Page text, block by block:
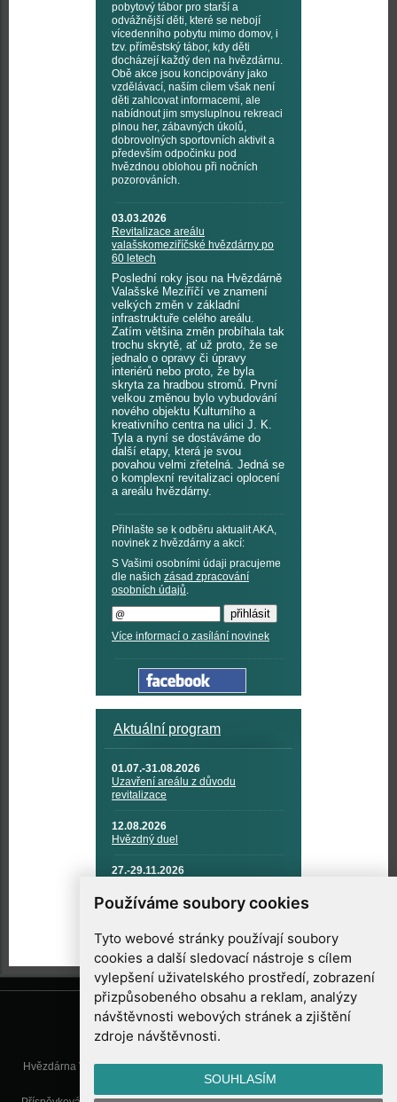
Používáme soubory cookies
Tyto webové stránky používají soubory
cookies a další sledovací nástroje s cílem
vylepšení uživatelského prostředí, zobrazení
přizpůsobeného obsahu a reklam, analýzy
návštěvnosti webových stránek a zjištění
zdroje návštěvnosti.
SOUHLASÍM
pobytový tábor pro starší a
odvážnější děti, které se nebojí
vícedenního pobytu mimo domov, i
tzv. příměstský tábor, kdy děti
docházejí každý den na hvězdárnu.
Obě akce jsou koncipovány jako
vzdělávací, naším cílem však není
děti zahlcovat informacemi, ale
nabídnout jim smysluplnou rekreaci
plnou her, zábavných úkolů,
dobrovolných sportovních aktivit a
především odpočinku pod
hvězdnou oblohou při nočních
pozorováních.
03.03.2026
Revitalizace areálu
valašskomeziříčské hvězdárny po
60 letech
Poslední roky jsou na Hvězdárně
Valašské Meziříčí ve znamení
velkých změn v základní
infrastruktuře celého areálu.
Zatím většina změn probíhala tak
trochu skrytě, ať už proto, že se
jednalo o opravy či úpravy
interiérů nebo proto, že byla
skryta za hradbou stromů. První
velkou změnou bylo vybudování
nového objektu Kulturního a
kreativního centra na ulici J. K.
Tyla a nyní se dostáváme do
další etapy, která je svou
povahou velmi zřetelná. Jedná se
o komplexní revitalizaci oplocení
a areálu hvězdárny.
Přihlašte se k odběru aktualit AKA,
novinek z hvězdárny a akcí:
S Vašimi osobními údaji pracujeme
dle našich zásad zpracování
osobních údajů.
Více informací o zasílání novinek
Aktuální program
01.07.-31.08.2026
Uzavření areálu z důvodu
revitalizace
12.08.2026
Hvězdný duel
27.-29.11.2026
TECHNIKA A KOSMICKÉ
TECHNOLOGIE
Hvězdárna Valašské Meziříčí, příspěvková organizace, Vsetínská 78, 757
01 Valašské Meziříčí